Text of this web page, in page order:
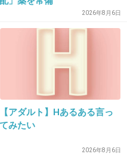
どうなったんだろ
見えないのが救いだ
2026年8月6日
【アダルト】Hあるある言っ
てみたい
2026年8月6日